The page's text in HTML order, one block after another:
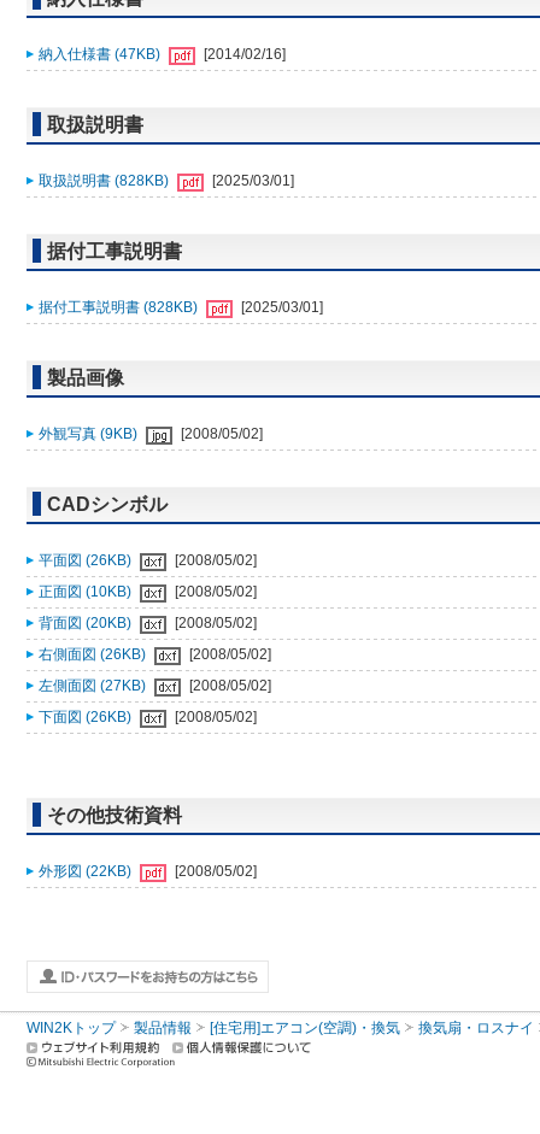
納入仕様書 (47KB) [2014/02/16]
取扱説明書
取扱説明書 (828KB) [2025/03/01]
据付工事説明書
据付工事説明書 (828KB) [2025/03/01]
製品画像
外観写真 (9KB) [2008/05/02]
CADシンボル
平面図 (26KB)
[2008/05/02]
正面図 (10KB)
[2008/05/02]
背面図 (20KB)
[2008/05/02]
右側面図 (26KB)
[2008/05/02]
左側面図 (27KB)
[2008/05/02]
下面図 (26KB)
[2008/05/02]
その他技術資料
外形図 (22KB) [2008/05/02]
WIN2Kトップ 製品情報 [住宅用]エアコン(空調)・換気 換気扇・ロスナイ